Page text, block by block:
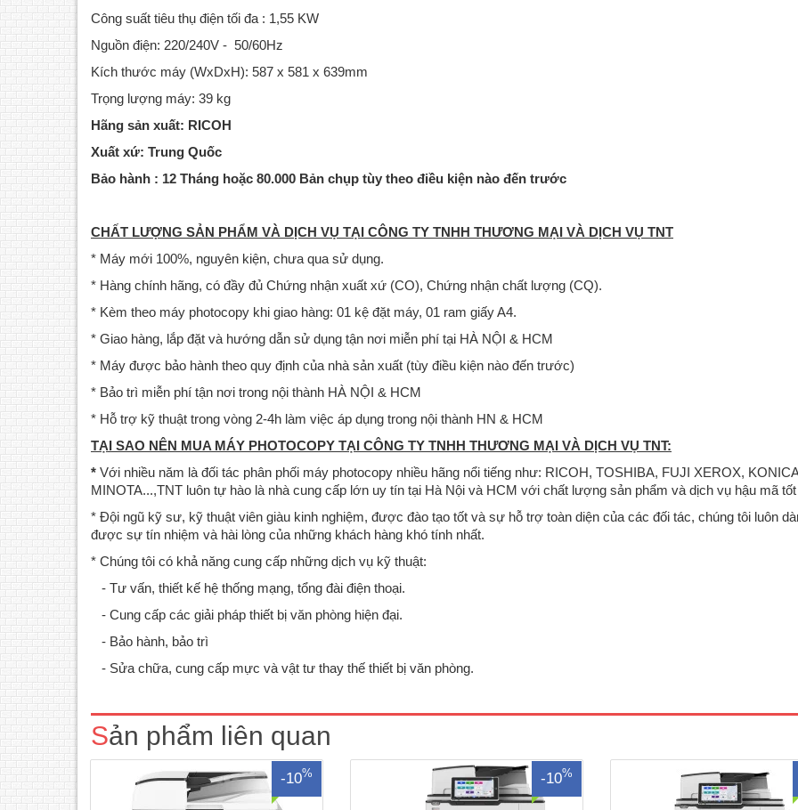
Công suất tiêu thụ điện tối đa : 1,55 KW
Nguồn điện: 220/240V - 50/60Hz
Kích thước máy (WxDxH): 587 x 581 x 639mm
Trọng lượng máy: 39 kg
Hãng sản xuất: RICOH
Xuất xứ: Trung Quốc
Bảo hành : 12 Tháng hoặc 80.000 Bản chụp tùy theo điều kiện nào đến trước
CHẤT LƯỢNG SẢN PHẨM VÀ DỊCH VỤ TẠI CÔNG TY TNHH THƯƠNG MẠI VÀ DỊCH VỤ TNT
* Máy mới 100%, nguyên kiện, chưa qua sử dụng.
* Hàng chính hãng, có đầy đủ Chứng nhận xuất xứ (CO), Chứng nhận chất lượng (CQ).
* Kèm theo máy photocopy khi giao hàng: 01 kệ đặt máy, 01 ram giấy A4.
* Giao hàng, lắp đặt và hướng dẫn sử dụng tận nơi miễn phí tại HÀ NỘI & HCM
* Máy được bảo hành theo quy định của nhà sản xuất (tùy điều kiện nào đến trước)
* Bảo trì miễn phí tận nơi trong nội thành HÀ NỘI & HCM
* Hỗ trợ kỹ thuật trong vòng 2-4h làm việc áp dụng trong nội thành HN & HCM
TẠI SAO NÊN MUA MÁY PHOTOCOPY TẠI CÔNG TY TNHH THƯƠNG MẠI VÀ DỊCH VỤ TNT:
* Với nhiều năm là đối tác phân phối máy photocopy nhiều hãng nổi tiếng như: RICOH, TOSHIBA, FUJI XEROX, KONICA
MINOTA...,TNT luôn tự hào là nhà cung cấp lớn uy tín tại Hà Nội và HCM với chất lượng sản phẩm và dịch vụ hậu mã
* Đội ngũ kỹ sư, kỹ thuật viên giàu kinh nghiệm, được đào tạo tốt và sự hỗ trợ toàn diện của các đối tác, chúng tôi luôn
được sự tín nhiệm và hài lòng của những khách hàng khó tính nhất.
* Chúng tôi có khả năng cung cấp những dịch vụ kỹ thuật:
- Tư vấn, thiết kế hệ thống mạng, tổng đài điện thoại.
- Cung cấp các giải pháp thiết bị văn phòng hiện đại.
- Bảo hành, bảo trì
- Sửa chữa, cung cấp mực và vật tư thay thế thiết bị văn phòng.
Sản phẩm liên quan
-10%
Máy photocopy Ricoh IM2702 Mới
nguyên đai, nguyên kiện là một thiết phù
Thiết bị kèm với một loạt các tính năng
được cải tiến, giúp sử dụng và kết nối m..
-10%
100% ( Hàng chính hãng đầy đủ
mạngTốc độ photo/in: 70 Bản/phútBảng
mạngTốc độ photo/in: 80 Bản/